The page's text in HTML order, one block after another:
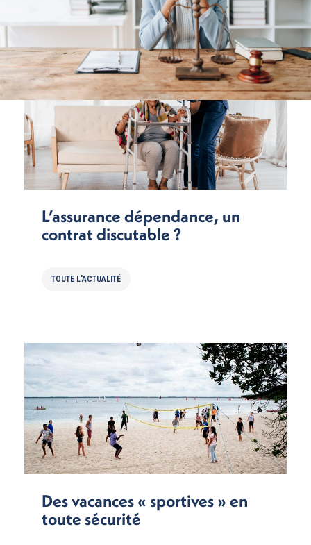
L’assurance dépendance, un
contrat discutable ?
TOUTE L'ACTUALITÉ
Des vacances « sportives » en
toute sécurité